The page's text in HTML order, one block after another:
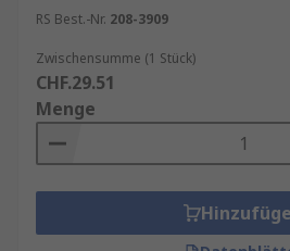
RS Best.-Nr. 208-3909
Zwischensumme (1 Stück)
CHF.29.51
Menge